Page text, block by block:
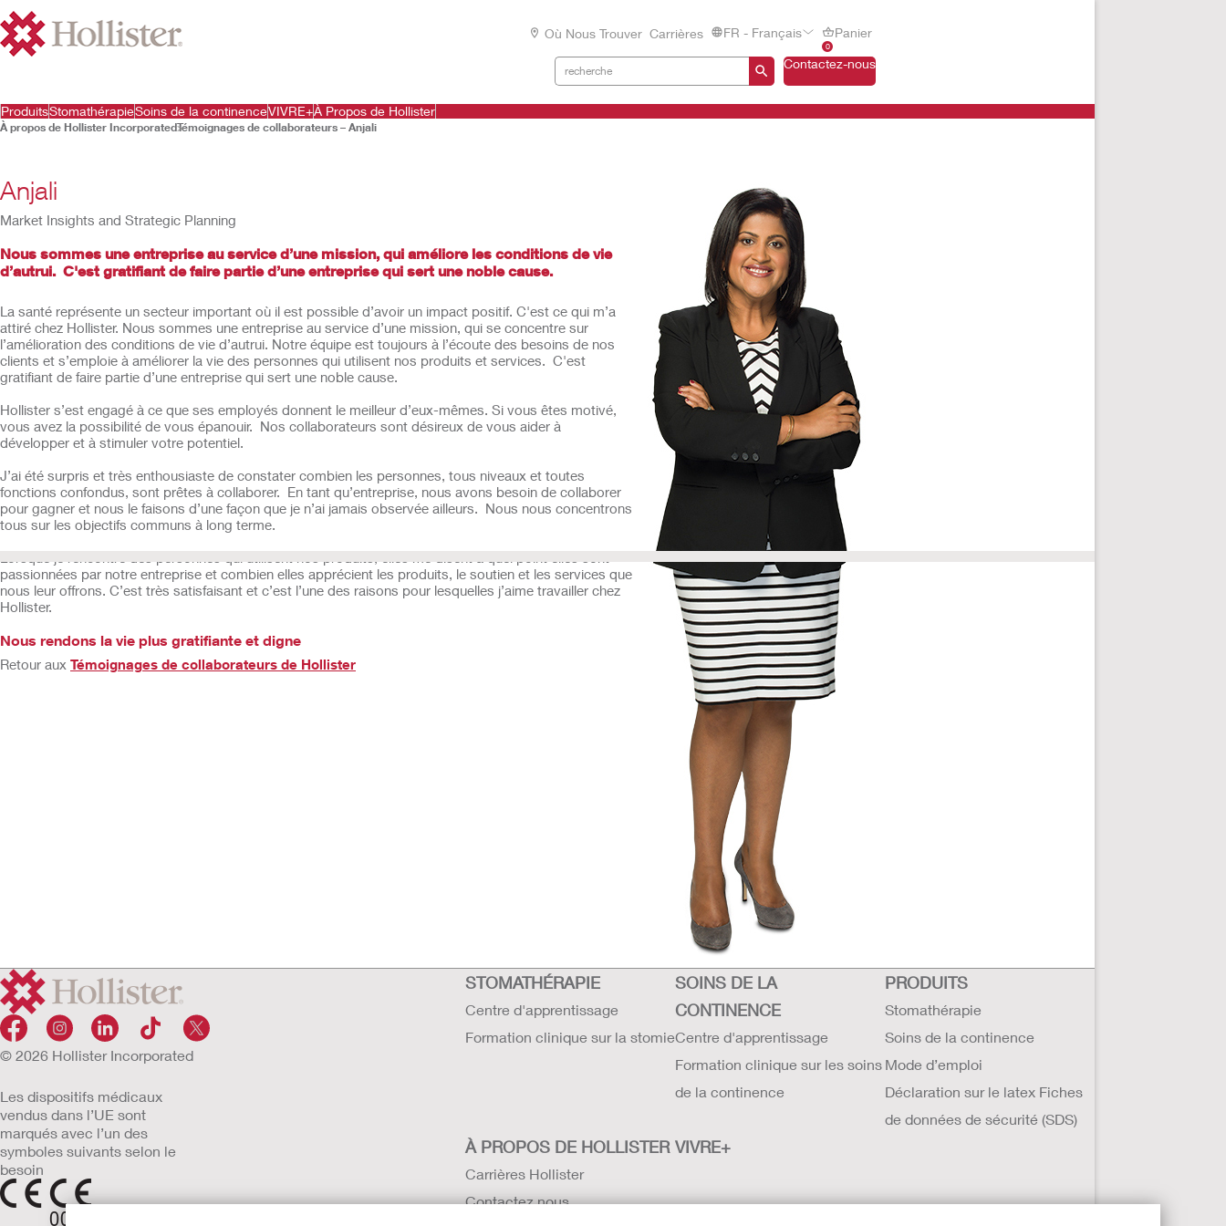
Où Nous Trouver Carrières FR - Français
0
Panier
Contactez-nous
ProduitsStomathérapieSoins de la continenceVIVRE+À Propos de Hollister
À propos de Hollister IncorporatedTémoignages de collaborateurs – Anjali
Anjali
Market Insights and Strategic Planning
Nous sommes une entreprise au service d’une mission, qui améliore les conditions de vie
d’autrui. C'est gratifiant de faire partie d’une entreprise qui sert une noble cause.
La santé représente un secteur important où il est possible d’avoir un impact positif. C'est ce qui m’a
attiré chez Hollister. Nous sommes une entreprise au service d’une mission, qui se concentre sur
l’amélioration des conditions de vie d’autrui. Notre équipe est toujours à l’écoute des besoins de nos
clients et s’emploie à améliorer la vie des personnes qui utilisent nos produits et services. C'est
gratifiant de faire partie d’une entreprise qui sert une noble cause.
Hollister s’est engagé à ce que ses employés donnent le meilleur d’eux-mêmes. Si vous êtes motivé,
vous avez la possibilité de vous épanouir. Nos collaborateurs sont désireux de vous aider à
développer et à stimuler votre potentiel.
J’ai été surpris et très enthousiaste de constater combien les personnes, tous niveaux et toutes
fonctions confondus, sont prêtes à collaborer. En tant qu’entreprise, nous avons besoin de collaborer
pour gagner et nous le faisons d’une façon que je n’ai jamais observée ailleurs. Nous nous concentrons
tous sur les objectifs communs à long terme.
passionnées par notre entreprise et combien elles apprécient les produits, le soutien et les services que
nous leur offrons. C’est très satisfaisant et c’est l’une des raisons pour lesquelles j’aime travailler chez
Hollister.
Nous rendons la vie plus gratifiante et digne
Retour aux Témoignages de collaborateurs de Hollister
© 2026 Hollister Incorporated
Les dispositifs médicaux
vendus dans l’UE sont
marqués avec l’un des
symboles suivants selon le
besoin
STOMATHÉRAPIE
Centre d'apprentissage
Formation clinique sur la stomie
SOINS DE LA
CONTINENCE
Centre d'apprentissage
Formation clinique sur les soins
de la continence
PRODUITS
Stomathérapie
Soins de la continence
Mode d’emploi
Déclaration sur le latex Fiches
de données de sécurité (SDS)
À PROPOS DE HOLLISTER
Carrières Hollister
Contactez nous
VIVRE+